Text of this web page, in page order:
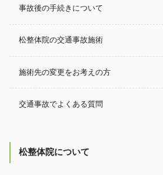
事故後の手続きについて
松整体院の交通事故施術
施術先の変更をお考えの方
交通事故でよくある質問
松整体院について